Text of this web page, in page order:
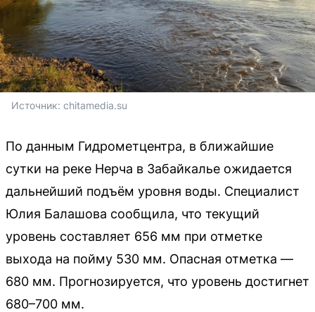
Источник: chitamedia.su
По данным Гидрометцентра, в ближайшие
сутки на реке Нерча в Забайкалье ожидается
дальнейший подъём уровня воды. Специалист
Юлия Балашова сообщила, что текущий
уровень составляет 656 мм при отметке
выхода на пойму 530 мм. Опасная отметка —
680 мм. Прогнозируется, что уровень достигнет
680–700 мм.